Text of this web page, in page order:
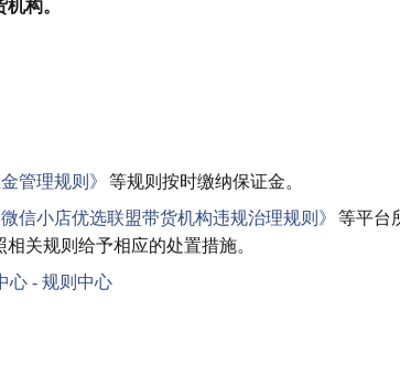
构。
管理规则》
等规则按时缴纳保证金。
微信小店优选联盟带货机构违规治理规则》
等平台
关规则给予相应的处置措施。
心 - 规则中心